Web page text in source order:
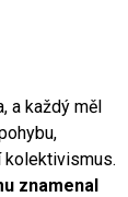
a každý měl
kolektivismus.
znamenal